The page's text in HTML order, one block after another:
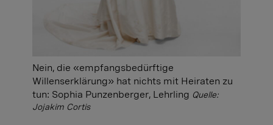
Nein, die «empfangsbedürftige
Willenserklärung» hat nichts mit Heiraten zu
tun: Sophia Punzenberger, Lehrling Quelle:
Jojakim Cortis